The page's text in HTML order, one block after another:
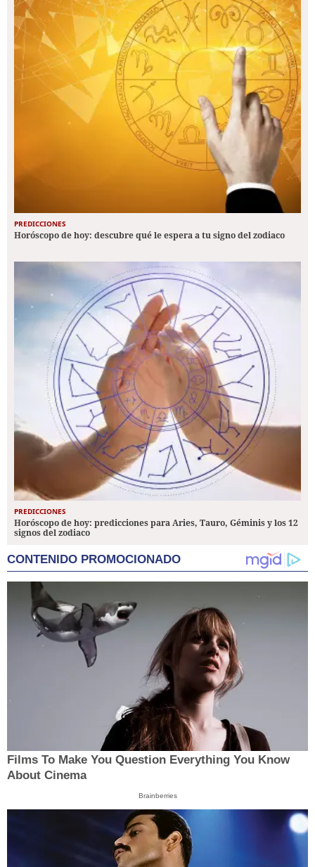
PREDICCIONES
Horóscopo de hoy: descubre qué le espera a tu signo del zodiaco
PREDICCIONES
Horóscopo de hoy: predicciones para Aries, Tauro, Géminis y los 12
signos del zodiaco
CONTENIDO PROMOCIONADO
Films To Make You Question Everything You Know
About Cinema
Brainberries